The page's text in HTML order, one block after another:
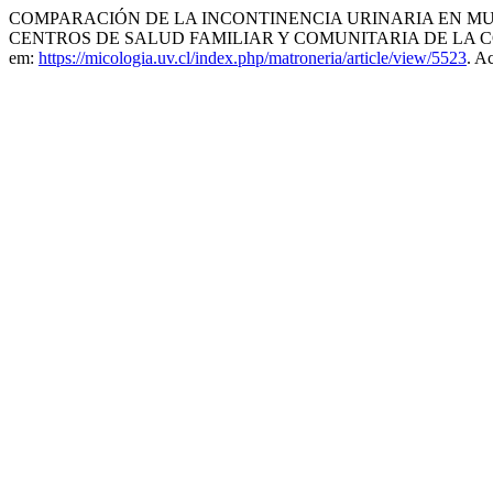
COMPARACIÓN DE LA INCONTINENCIA URINARIA EN
CENTROS DE SALUD FAMILIAR Y COMUNITARIA DE LA
em: https://micologia.uv.cl/index.php/matroneria/article/view/5523.